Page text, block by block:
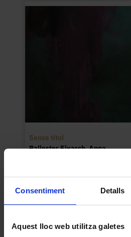
Consentiment Detalls
Aquest lloc web utilitza galetes
Sense títol
Ballester Eixarch, Anna